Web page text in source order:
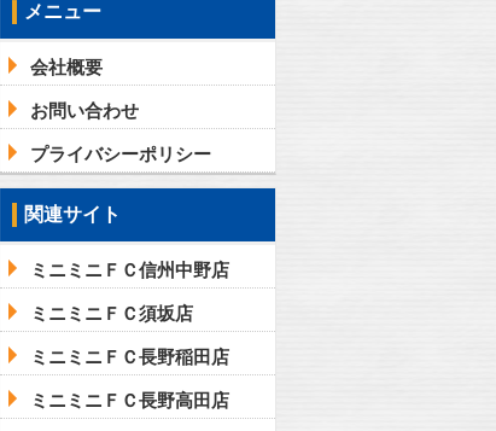
メニュー
会社概要
お問い合わせ
プライバシーポリシー
関連サイト
ミニミニＦＣ信州中野店
ミニミニＦＣ須坂店
ミニミニＦＣ長野稲田店
ミニミニＦＣ長野高田店